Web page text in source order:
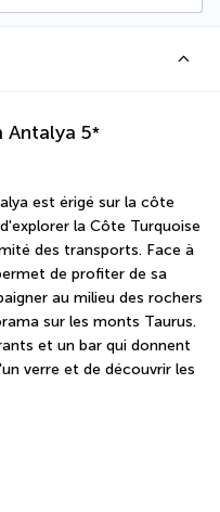
Antalya 5*
est érigé sur la côte
la Côte Turquoise
des transports. Face à
de profiter de sa
au milieu des rochers
sur les monts Taurus.
et un bar qui donnent
verre et de découvrir les